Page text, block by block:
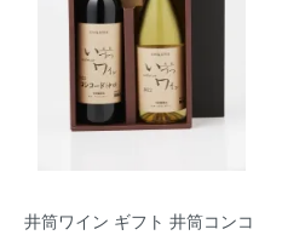
井筒ワイン ギフト 井筒コンコ